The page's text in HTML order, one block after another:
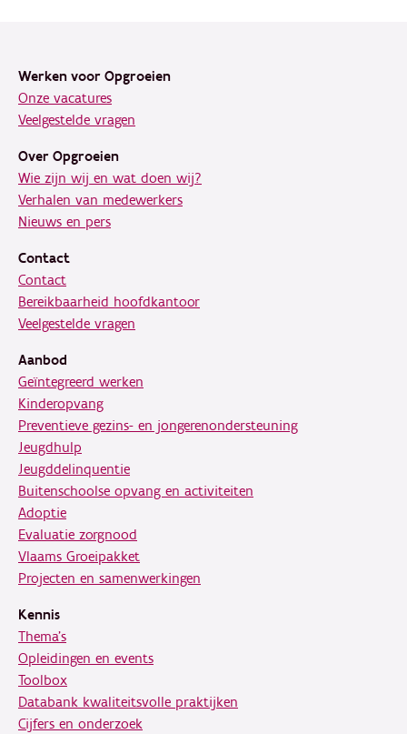
Werken voor Opgroeien
Onze vacatures
Veelgestelde vragen
Over Opgroeien
Wie zijn wij en wat doen wij?
Verhalen van medewerkers
Nieuws en pers
Contact
Contact
Bereikbaarheid hoofdkantoor
Veelgestelde vragen
Aanbod
Geïntegreerd werken
Kinderopvang
Preventieve gezins- en jongerenondersteuning
Jeugdhulp
Jeugddelinquentie
Buitenschoolse opvang en activiteiten
Adoptie
Evaluatie zorgnood
Vlaams Groeipakket
Projecten en samenwerkingen
Kennis
Thema's
Opleidingen en events
Toolbox
Databank kwaliteitsvolle praktijken
Cijfers en onderzoek